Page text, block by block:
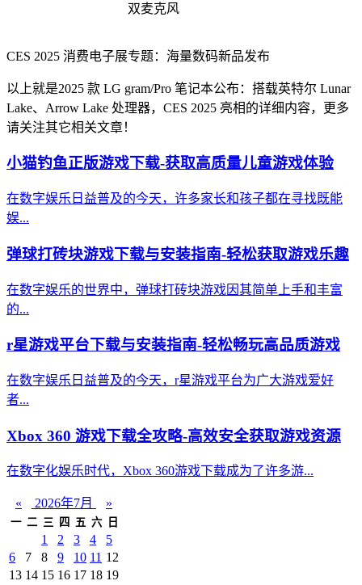
双麦克风
CES 2025 消费电子展专题：海量数码新品发布
以上就是2025 款 LG gram/Pro 笔记本公布：搭载英特尔 Lunar
Lake、Arrow Lake 处理器，CES 2025 亮相的详细内容，更多
请关注其它相关文章！
小猫钓鱼正版游戏下载-获取高质量儿童游戏体验
在数字娱乐日益普及的今天，许多家长和孩子都在寻找既能
娱...
弹球打砖块游戏下载与安装指南-轻松获取游戏乐趣
在数字娱乐的世界中，弹球打砖块游戏因其简单上手和丰富
的...
r星游戏平台下载与安装指南-轻松畅玩高品质游戏
在数字娱乐日益普及的今天，r星游戏平台为广大游戏爱好
者...
Xbox 360 游戏下载全攻略-高效安全获取游戏资源
在数字化娱乐时代，Xbox 360游戏下载成为了许多游...
« 2026年7月 »
一 二 三 四 五 六 日
1 2 3 4
5
6
7 8 9 10 11 12
13 14 15 16 17 18 19